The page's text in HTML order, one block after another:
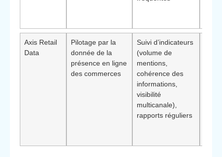
Axis Retail
Data
Pilotage par la
donnée de la
présence en ligne
des commerces
Suivi d’indicateurs
(volume de
mentions,
cohérence des
informations,
visibilité
multicanale),
rapports réguliers